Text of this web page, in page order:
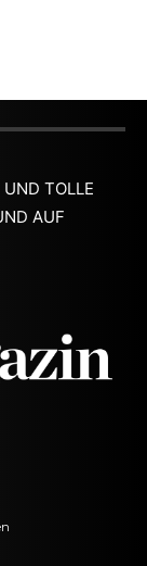
TOLLE
AUF